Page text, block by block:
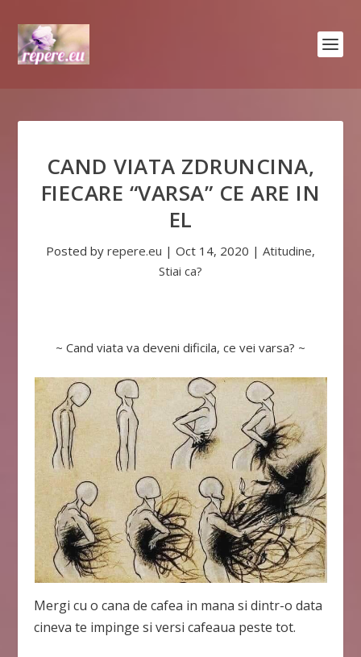
CAND VIATA ZDRUNCINA,
FIECARE “VARSA” CE ARE IN
EL
Posted by repere.eu | Oct 14, 2020 | Atitudine,
Stiai ca?
~ Cand viata va deveni dificila, ce vei varsa? ~
Mergi cu o cana de cafea in mana si dintr-o data
cineva te impinge si versi cafeaua peste tot.